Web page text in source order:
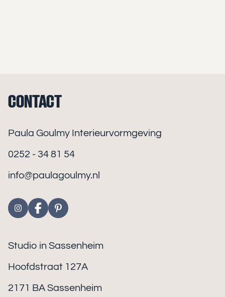
CONTACT
Paula Goulmy Interieurvormgeving
0252 - 34 81 54
info@paulagoulmy.nl
Studio in Sassenheim
Hoofdstraat 127A
2171 BA Sassenheim